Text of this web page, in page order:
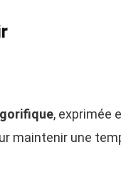
, exprimée
maintenir une